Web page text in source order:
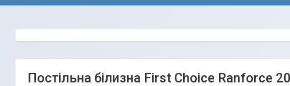
Постільна білизна First Choice Ranforce